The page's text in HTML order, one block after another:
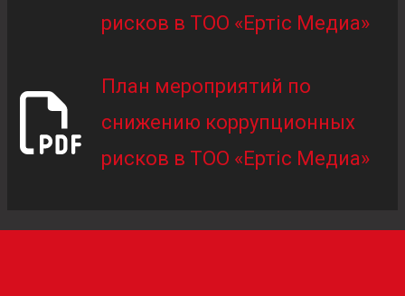
рисков в ТОО «Ертіс Медиа»
План мероприятий по
снижению коррупционных
рисков в ТОО «Ертіс Медиа»